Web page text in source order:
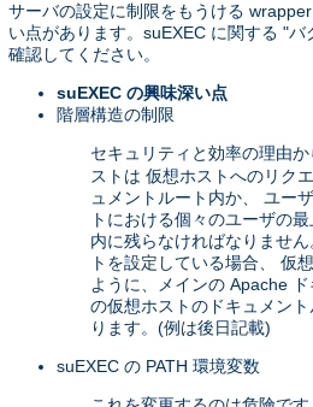
サーバの設定に制限をもうける
い点があります。suEXEC に関する "
確認してください。
suEXEC の興味深い点
階層構造の制限
セキュリティと効率の理由か
ストは 仮想ホストへのリク
ュメントルート内か、 ユー
トにおける個々のユーザの
内に残らなければなりませ
トを設定している場合、 仮
ように、メインの Apache
の仮想ホストのドキュメン
ります。(例は後日記載)
suEXEC の PATH 環境変数